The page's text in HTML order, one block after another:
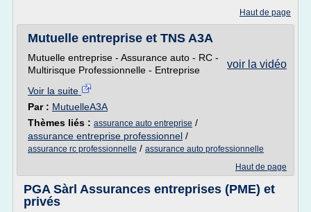
Haut de page
Mutuelle entreprise et TNS A3A
voir la vidéo
Mutuelle entreprise - Assurance auto - RC -
Multirisque Professionnelle - Entreprise
Voir la suite
Par : MutuelleA3A
Thèmes liés : assurance auto entreprise /
assurance entreprise professionnel /
assurance rc professionnelle / assurance auto professionnelle
Haut de page
PGA Sàrl Assurances entreprises (PME) et
privés